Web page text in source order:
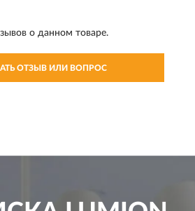
о данном товаре.
ОТЗЫВ ИЛИ ВОПРОС